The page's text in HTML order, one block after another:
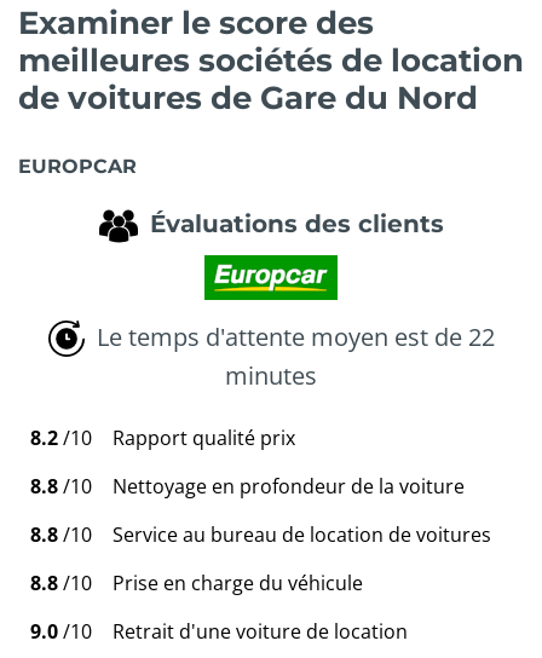
Examiner le score des
meilleures sociétés de location
de voitures de Gare du Nord
EUROPCAR
Évaluations des clients
Le temps d'attente moyen est de 22
minutes
8.2/10
Rapport qualité prix
8.8/10
Nettoyage en profondeur de la voiture
8.8/10
Service au bureau de location de voitures
8.8/10
Prise en charge du véhicule
9.0/10 Retrait d'une voiture de location